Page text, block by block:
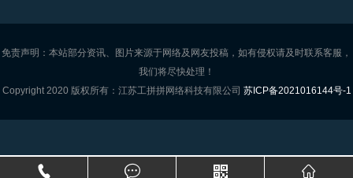
免责声明：本站部分资讯、图片来源于网络及网友投稿，如有侵权请及时联系客服，
我们将尽快处理！
Copyright 2020 版权所有：江苏工拼拼网络科技有限公司 苏ICP备2021016144号-1